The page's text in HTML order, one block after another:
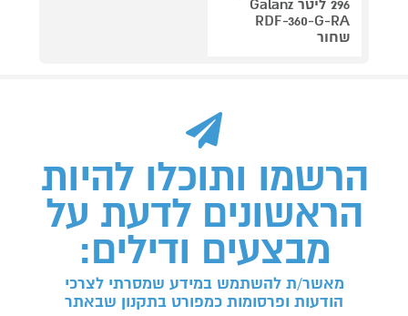
296 ליטר Galanz
RDF-360-G-RA
שחור
הרשמו ותוכלו להיות
הראשונים לדעת על
מבצעים ודילים:
מאשר/ת להשתמש במידע שמסרתי לצרכי
הודעות ופרסומות כמפורט בתקנון שבאתר